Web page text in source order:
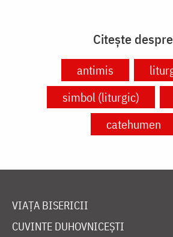
Citește
antimis
simbol (liturgic)
catehumen
VIAȚA BISERICII
CUVINTE DUHOVNICEȘTI